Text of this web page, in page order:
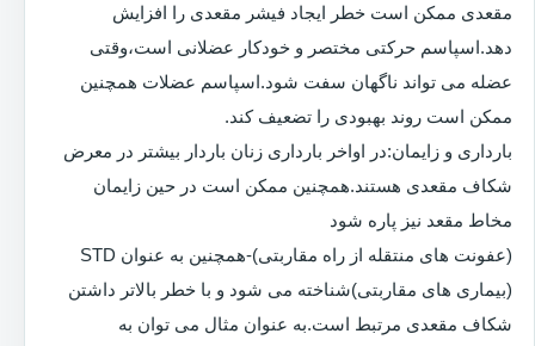
مقعدی ممکن است خطر ایجاد فیشر مقعدی را افزایش
دهد.اسپاسم حرکتی مختصر و خودکار عضلانی است،وقتی
عضله می تواند ناگهان سفت شود.اسپاسم عضلات همچنین
ممکن است روند بهبودی را تضعیف کند.
بارداری و زایمان:در اواخر بارداری زنان باردار بیشتر در معرض
شکاف مقعدی هستند.همچنین ممکن است در حین زایمان
مخاط مقعد نیز پاره شود
(عفونت های منتقله از راه مقاربتی)-همچنین به عنوان STD
(بیماری های مقاربتی)شناخته می شود و با خطر بالاتر داشتن
شکاف مقعدی مرتبط است.به عنوان مثال می توان به